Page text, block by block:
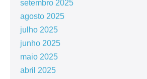
setembro 2025
agosto 2025
julho 2025
junho 2025
maio 2025
abril 2025